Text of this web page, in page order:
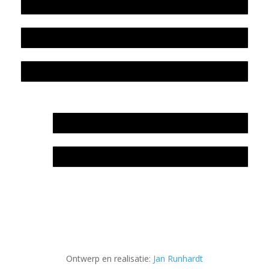
Ontwerp en realisatie: Jan Runhardt